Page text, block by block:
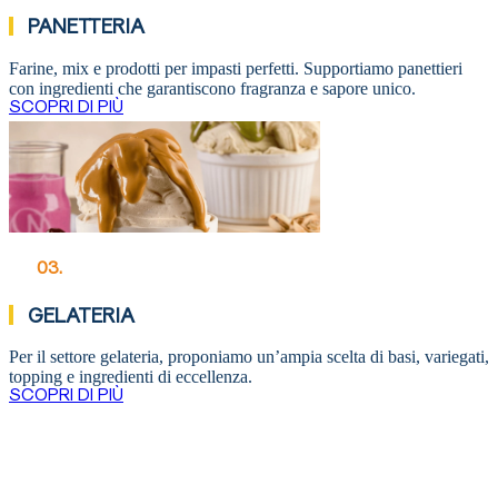
PANETTERIA
Farine, mix e prodotti per impasti perfetti. Supportiamo panettieri
con ingredienti che garantiscono fragranza e sapore unico.
SCOPRI DI PIÙ
03.
GELATERIA
Per il settore gelateria, proponiamo un’ampia scelta di basi, variegati,
topping e ingredienti di eccellenza.
SCOPRI DI PIÙ